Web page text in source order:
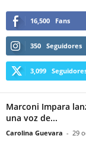
16,500 Fans
350 Seguidores
3,099
Marconi Impara
una voz de...
Carolina Guevara - 29